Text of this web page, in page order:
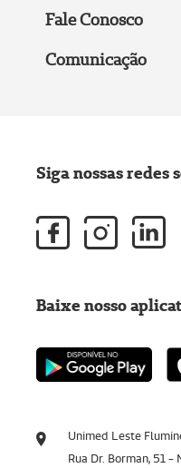
Fale Conosco
Comunicação
Unimed Leste
Rua Dr. Borman, 51 -
Siga nossas redes
Baixe nosso